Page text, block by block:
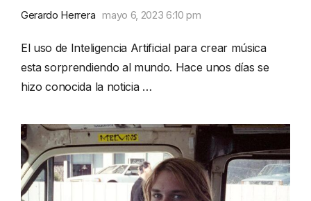
Gerardo Herrera mayo 6, 2023 6:10 pm
El uso de Inteligencia Artificial para crear música
esta sorprendiendo al mundo. Hace unos días se
hizo conocida la noticia …